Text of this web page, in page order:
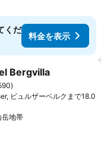
くだ
料金を表示
に追加
Bergvilla
ビュルザーベルクまで18.0
岳地帯料金を表示